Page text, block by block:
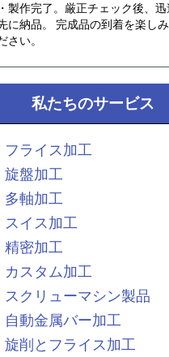
製作完了。厳正チェック後、迅
に納品。 完成品の到着を楽し
さい。
私たちのサービス
フライス加工
旋盤加工
多軸加工
スイス加工
精密加工
カスタム加工
スクリューマシン製品
自動金属バー加工
旋削とフライス加工